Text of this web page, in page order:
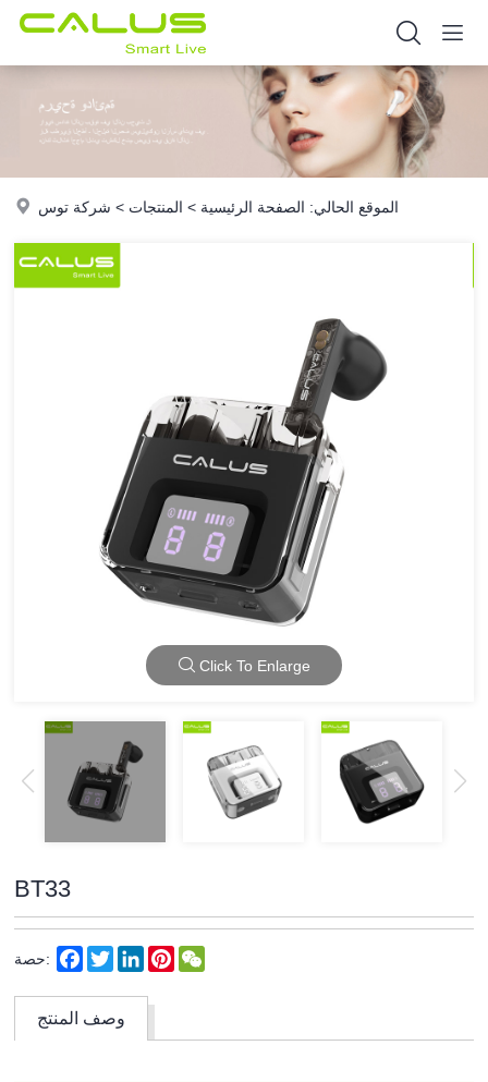
الموقع الحالي: الصفحة الرئيسية > المنتجات > شركة توس
Click To Enlarge
BT33
حصة: Facebook
TwitterLinkedInPinterest
وصف المنتج